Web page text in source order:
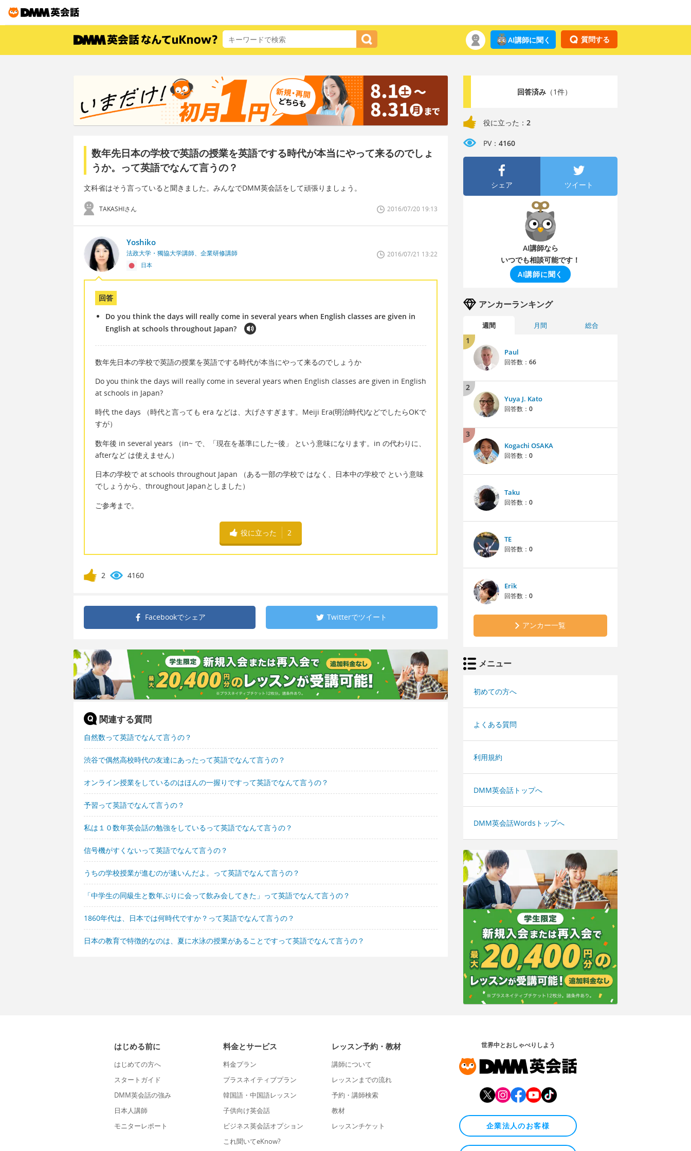
質問する
AI講師に聞く
数年先日本の学校で英語の授業を英語でする時代が本当にやって来るのでしょ
うか。って英語でなんて言うの？
文科省はそう言っていると聞きました。みんなでDMM英会話をして頑張りましょう。
TAKASHIさん 2016/07/20 19:13
Yoshiko
法政大学・獨協大学講師、企業研修講師
日本
2016/07/21 13:22
回答
Do you think the days will really come in several years when English classes are given in
English at schools throughout Japan?
数年先日本の学校で英語の授業を英語でする時代が本当にやって来るのでしょうか
Do you think the days will really come in several years when English classes are given in English
at schools in Japan?
時代 the days （時代と言っても era などは、大げさすぎます。Meiji Era(明治時代)などでしたらOKで
すが）
数年後 in several years （in~ で、「現在を基準にした~後」 という意味になります。in の代わりに、
afterなど は使えません）
日本の学校で at schools throughout Japan （ある一部の学校で はなく、日本中の学校で という意味
でしょうから、throughout Japanとしました）
ご参考まで。
役に立った 2
2 4160
Facebookでシェア Twitterでツイート
関連する質問
自然数って英語でなんて言うの？
渋谷で偶然高校時代の友達にあったって英語でなんて言うの？
オンライン授業をしているのはほんの一握りですって英語でなんて言うの？
予習って英語でなんて言うの？
私は１０数年英会話の勉強をしているって英語でなんて言うの？
信号機がすくないって英語でなんて言うの？
うちの学校授業が進むのが速いんだよ。って英語でなんて言うの？
「中学生の同級生と数年ぶりに会って飲み会してきた」って英語でなんて言うの？
1860年代は、日本では何時代ですか？って英語でなんて言うの？
日本の教育で特徴的なのは、夏に水泳の授業があることですって英語でなんて言うの？
回答済み（1件）
役に立った： 2
PV： 4160
シェア ツイート
AI講師なら
いつでも相談可能です！
AI講師に聞く
アンカーランキング
週間 月間 総合
1
Paul
回答数： 66
2
Yuya J. Kato
回答数： 0
3
Kogachi OSAKA
回答数： 0
Taku
回答数： 0
TE
回答数： 0
Erik
回答数： 0
アンカー一覧
メニュー
初めての方へ
よくある質問
利用規約
DMM英会話トップへ
DMM英会話Wordsトップへ
はじめる前に
はじめての方へ
スタートガイド
DMM英会話の強み
日本人講師
モニターレポート
料金とサービス
料金プラン
プラスネイティブプラン
韓国語・中国語レッスン
子供向け英会話
ビジネス英会話オプション
これ聞いてeKnow?
レッスン予約・教材
講師について
レッスンまでの流れ
予約・講師検索
教材
レッスンチケット
世界中とおしゃべりしよう
企業法人のお客様